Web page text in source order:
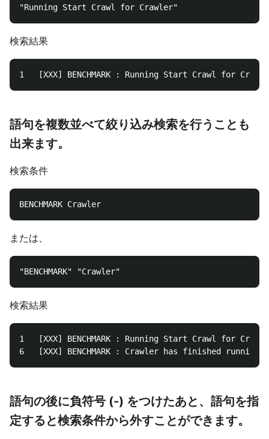
検索結果
語句を複数並べて絞り込み検索を行うことも
出来ます。
検索条件
または、
検索結果
1	[XXX] BENCHMARK : Running Start Crawl for Crawler TestCrawler2
語句の後に負符号 (-) をつけたあと、語句を指
定すると検索条件から外すことができます。